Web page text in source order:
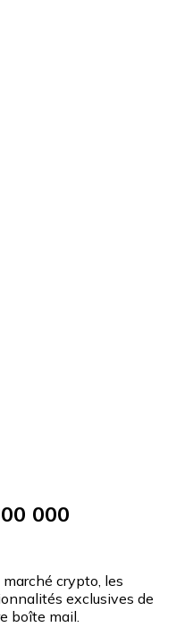
000
marché crypto, les
exclusives de
boîte mail.